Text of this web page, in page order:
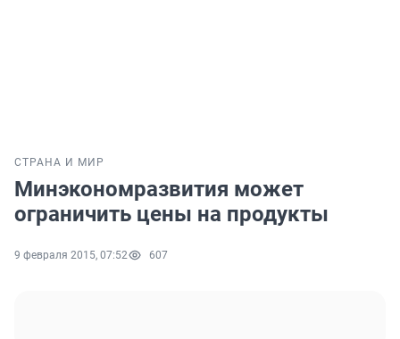
СТРАНА И МИР
Минэкономразвития может
ограничить цены на продукты
9 февраля 2015, 07:52 607